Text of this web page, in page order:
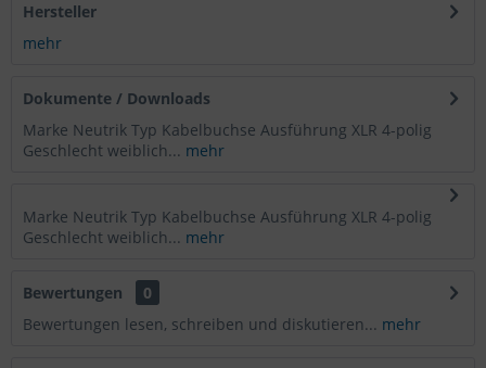
Hersteller
mehr
Dokumente / Downloads
Marke Neutrik Typ Kabelbuchse Ausführung XLR 4-polig
Geschlecht weiblich... mehr
Marke Neutrik Typ Kabelbuchse Ausführung XLR 4-polig
Geschlecht weiblich... mehr
Bewertungen
0
Bewertungen lesen, schreiben und diskutieren... mehr